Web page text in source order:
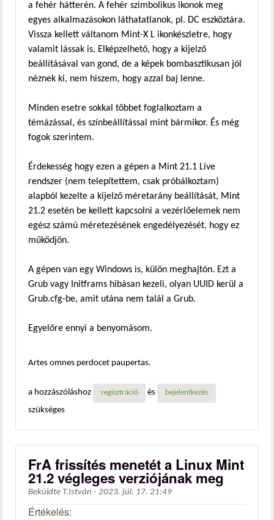
a fehér hátterén. A fehér szimbolikus ikonok meg
egyes alkalmazásokon láthatatlanok, pl. DC eszköztára.
Vissza kellett váltanom Mint-X L ikonkészletre, hogy
valamit lássak is. Elképzelhető, hogy a kijelző
beállításával van gond, de a képek bombasztikusan jól
néznek ki, nem hiszem, hogy azzal baj lenne.
Minden esetre sokkal többet foglalkoztam a
témázással, és színbeállítással mint bármikor. És még
fogok szerintem.
Érdekesség hogy ezen a gépen a Mint 21.1 Live
rendszer (nem telepítettem, csak próbálkoztam)
alapból kezelte a kijelző méretarány beállítását, Mint
21.2 esetén be kellett kapcsolni a vezérlőelemek nem
egész számú méretezésének engedélyezését, hogy ez
működjön.
A gépen van egy Windows is, külön meghajtón. Ezt a
Grub vagy Initframs hibásan kezeli, olyan UUID kerül a
Grub.cfg-be, amit utána nem talál a Grub.
Egyelőre ennyi a benyomásom.
Artes omnes perdocet paupertas.
a hozzászóláshoz regisztráció és bejelentkezés
szükséges
FrA frissítés menetét a Linux Mint
21.2 végleges verziójának meg
Beküldte T.István - 2023. júl. 17. 21:49
Értékelés: